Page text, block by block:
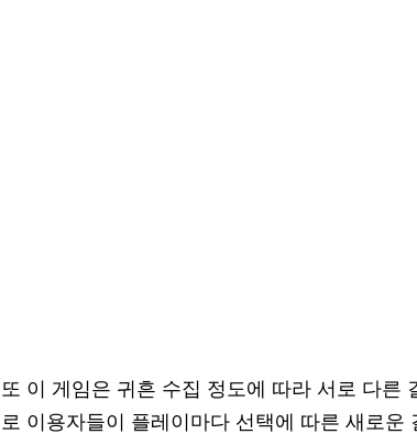
또 이 게임은 귀흔 수집 정도에 따라 서로 다른
로 이용자들이 플레이마다 선택에 따른 새로운